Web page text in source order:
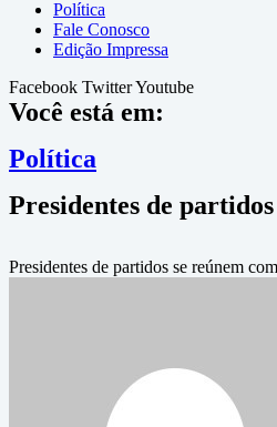
Política
Fale Conosco
Edição Impressa
Facebook TwitterYoutube
Você está em:
Política
Presidentes de
Presidentes de partidos se reúnem